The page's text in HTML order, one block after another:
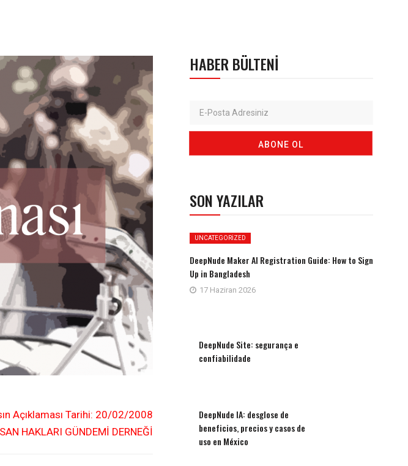
Açıklaması Tarihi: 20/02/2008
HAKLARI GÜNDEMİ DERNEĞİ
HABER BÜLTENI
SON YAZILAR
UNCATEGORIZED
DeepNude Maker AI Registration Guide: How to Sign
Up in Bangladesh
17 Haziran 2026
DeepNude Site: segurança e
confiabilidade
DeepNude IA: desglose de
beneficios, precios y casos de
uso en México